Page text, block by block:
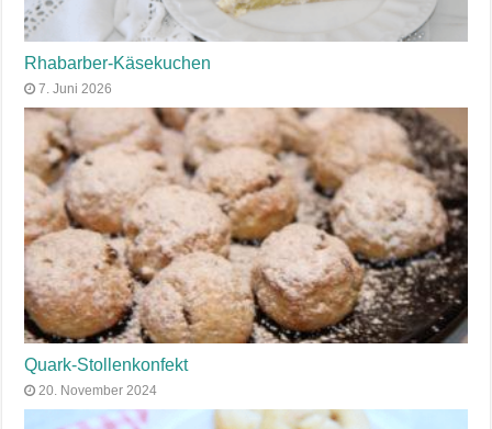
Rhabarber-Käsekuchen
7. Juni 2026
Quark-Stollenkonfekt
20. November 2024